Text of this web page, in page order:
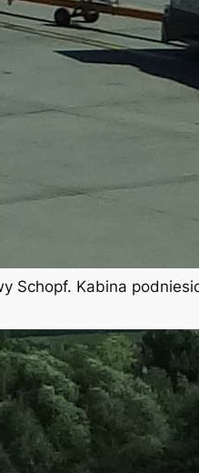
Schopf. Kabina